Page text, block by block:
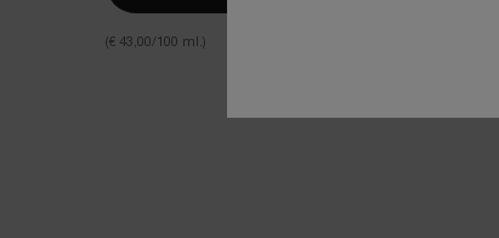
(€ 43,00/100 ml.)